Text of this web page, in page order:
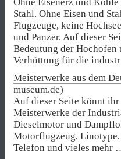
Stahl. Ohne Eisen und
Flugzeuge, keine
und Panzer. Auf dieser
Bedeutung der Hochofen
Verhüttung für die
Meisterwerke aus dem
museum.de)
Auf dieser Seite könnt
Meisterwerke der
Dieselmotor und
Motorflugzeug, Linotype,
Telefon und vieles mehr